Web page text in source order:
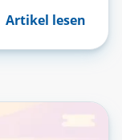
Artikel lesen